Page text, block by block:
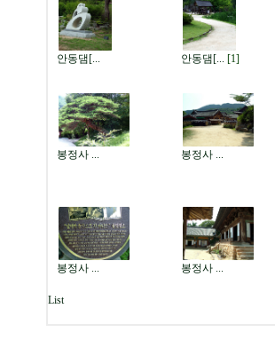
안동댐[... 안동댐[... [1]
봉정사 ... 봉정사 ...
봉정사 ... 봉정사 ...
List